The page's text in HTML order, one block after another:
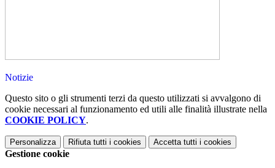
Notizie
Questo sito o gli strumenti terzi da questo utilizzati si avvalgono di
cookie necessari al funzionamento ed utili alle finalità illustrate nella
COOKIE POLICY.
Personalizza Rifiuta tutti i cookies Accetta tutti i cookies
Gestione cookie